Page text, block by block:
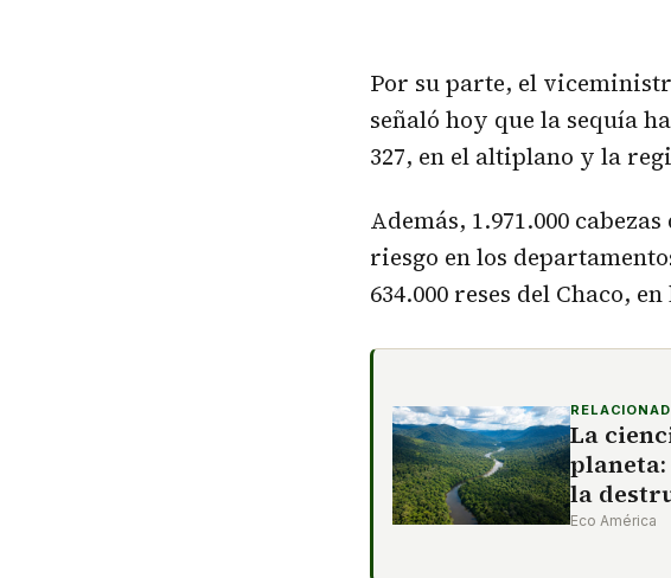
Por su parte, el
señaló hoy que la sequía
327, en el altiplano y la
Además, 1.971.000
riesgo en los
634.000 reses del Chaco,
La
la
Eco América